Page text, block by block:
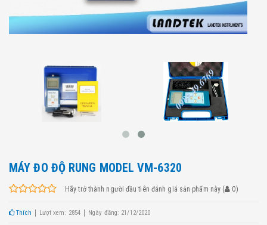
MÁY ĐO ĐỘ RUNG MODEL VM-6320
Hãy trở thành người đầu tiên đánh giá sản phẩm này ( 0)
Thích Lượt xem: 2854 Ngày đăng: 21/12/2020